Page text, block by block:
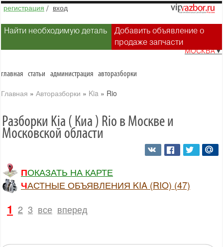
регистрация / вход
Найти необходимую деталь
Добавить объявление о
продаже запчасти
МОСКВА▼
главная статьи администрация авторазборки
Главная » Авторазборки » Kia » Rio
Разборки Kia ( Киа ) Rio в Москве и
Московской области
ПОКАЗАТЬ НА КАРТЕ
ЧАСТНЫЕ ОБЪЯВЛЕНИЯ KIA (RIO) (47)
1 2 3 все вперед